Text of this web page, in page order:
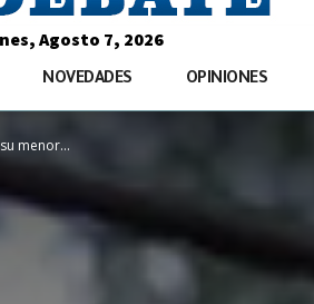
Agosto 7, 2026
NOVEDADES OPINIONES
menor...